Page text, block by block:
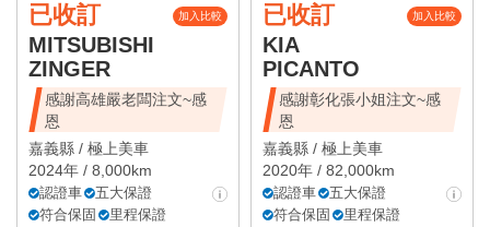
已收訂 加入比較
MITSUBISHI
ZINGER
感謝高雄嚴老闆注文~感
恩
嘉義縣 / 極上美車
2024年 / 8,000km
認證車
五大保證
符合保固
里程保證
已收訂 加入比較
KIA
PICANTO
感謝彰化張小姐注文~感
恩
嘉義縣 / 極上美車
2020年 / 82,000km
認證車
五大保證
符合保固
里程保證